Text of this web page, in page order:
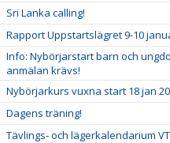
Sri Lanka calling!
Rapport Uppstartslägret 9-10
Info: Nybörjarstart barn och
anmälan krävs!
Nybörjarkurs vuxna start 18 jan
Dagens träning!
Tävlings- och lägerkalendarium